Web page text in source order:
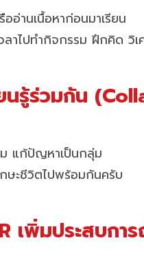
อ่านเนื้อหาก่อนมาเรียน
ลาไปทำกิจกรรม ฝึกคิด วิเ
นรู้ร่วมกัน
ม แก้ปัญหาเป็นกลุ่ม
ษะชีวิตไปพร้อมกันครับ
เพิ่มประสบกา